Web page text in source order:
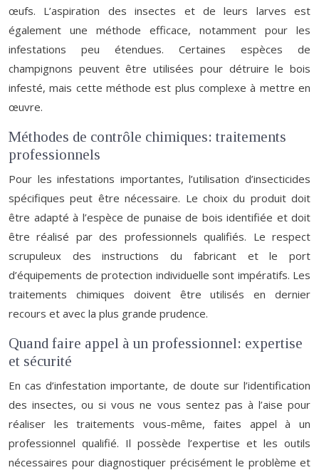
œufs. L’aspiration des insectes et de leurs larves est
également une méthode efficace, notamment pour les
infestations peu étendues. Certaines espèces de
champignons peuvent être utilisées pour détruire le bois
infesté, mais cette méthode est plus complexe à mettre en
œuvre.
Méthodes de contrôle chimiques: traitements
professionnels
Pour les infestations importantes, l’utilisation d’insecticides
spécifiques peut être nécessaire. Le choix du produit doit
être adapté à l’espèce de punaise de bois identifiée et doit
être réalisé par des professionnels qualifiés. Le respect
scrupuleux des instructions du fabricant et le port
d’équipements de protection individuelle sont impératifs. Les
traitements chimiques doivent être utilisés en dernier
recours et avec la plus grande prudence.
Quand faire appel à un professionnel: expertise
et sécurité
En cas d’infestation importante, de doute sur l’identification
des insectes, ou si vous ne vous sentez pas à l’aise pour
réaliser les traitements vous-même, faites appel à un
professionnel qualifié. Il possède l’expertise et les outils
nécessaires pour diagnostiquer précisément le problème et